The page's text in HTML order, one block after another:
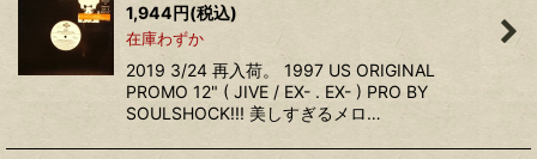
1,944円(税込)
在庫わずか
2019 3/24 再入荷。 1997 US ORIGINAL
PROMO 12" ( JIVE / EX- . EX- ) PRO BY
SOULSHOCK!!! 美しすぎるメロ…